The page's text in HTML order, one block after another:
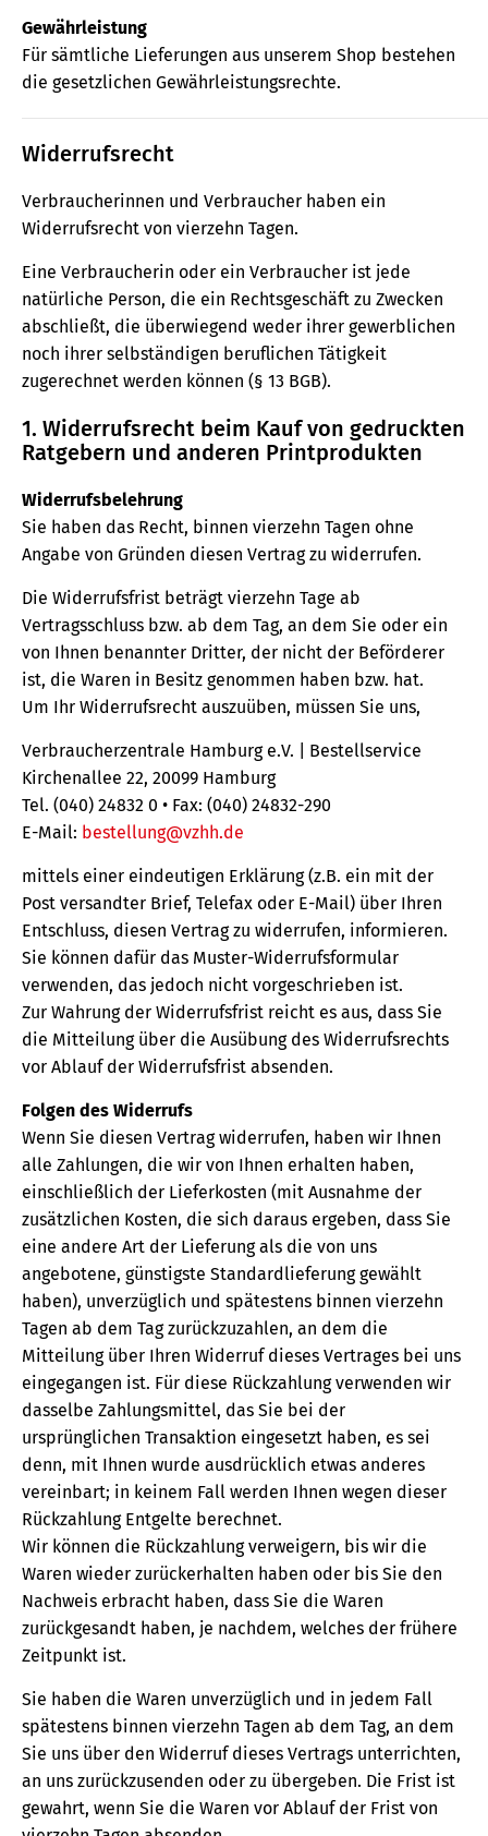
Gewährleistung
Für sämtliche Lieferungen aus unserem Shop bestehen
die gesetzlichen Gewährleistungsrechte.
Widerrufsrecht
Verbraucherinnen und Verbraucher haben ein
Widerrufsrecht von vierzehn Tagen.
Eine Verbraucherin oder ein Verbraucher ist jede
natürliche Person, die ein Rechtsgeschäft zu Zwecken
abschließt, die überwiegend weder ihrer gewerblichen
noch ihrer selbständigen beruflichen Tätigkeit
zugerechnet werden können (§ 13 BGB).
1. Widerrufsrecht beim Kauf von gedruckten
Ratgebern und anderen Printprodukten
Widerrufsbelehrung
Sie haben das Recht, binnen vierzehn Tagen ohne
Angabe von Gründen diesen Vertrag zu widerrufen.
Die Widerrufsfrist beträgt vierzehn Tage ab
Vertragsschluss bzw. ab dem Tag, an dem Sie oder ein
von Ihnen benannter Dritter, der nicht der Beförderer
ist, die Waren in Besitz genommen haben bzw. hat.
Um Ihr Widerrufsrecht auszuüben, müssen Sie uns,
Verbraucherzentrale Hamburg e.V. | Bestellservice
Kirchenallee 22, 20099 Hamburg
Tel. (040) 24832 0 • Fax: (040) 24832-290
E-Mail: bestellung@vzhh.de
mittels einer eindeutigen Erklärung (z.B. ein mit der
Post versandter Brief, Telefax oder E-Mail) über Ihren
Entschluss, diesen Vertrag zu widerrufen, informieren.
Sie können dafür das Muster-Widerrufsformular
verwenden, das jedoch nicht vorgeschrieben ist.
Zur Wahrung der Widerrufsfrist reicht es aus, dass Sie
die Mitteilung über die Ausübung des Widerrufsrechts
vor Ablauf der Widerrufsfrist absenden.
Folgen des Widerrufs
Wenn Sie diesen Vertrag widerrufen, haben wir Ihnen
alle Zahlungen, die wir von Ihnen erhalten haben,
einschließlich der Lieferkosten (mit Ausnahme der
zusätzlichen Kosten, die sich daraus ergeben, dass Sie
eine andere Art der Lieferung als die von uns
angebotene, günstigste Standardlieferung gewählt
haben), unverzüglich und spätestens binnen vierzehn
Tagen ab dem Tag zurückzuzahlen, an dem die
Mitteilung über Ihren Widerruf dieses Vertrages bei uns
eingegangen ist. Für diese Rückzahlung verwenden wir
dasselbe Zahlungsmittel, das Sie bei der
ursprünglichen Transaktion eingesetzt haben, es sei
denn, mit Ihnen wurde ausdrücklich etwas anderes
vereinbart; in keinem Fall werden Ihnen wegen dieser
Rückzahlung Entgelte berechnet.
Wir können die Rückzahlung verweigern, bis wir die
Waren wieder zurückerhalten haben oder bis Sie den
Nachweis erbracht haben, dass Sie die Waren
zurückgesandt haben, je nachdem, welches der frühere
Zeitpunkt ist.
Sie haben die Waren unverzüglich und in jedem Fall
spätestens binnen vierzehn Tagen ab dem Tag, an dem
Sie uns über den Widerruf dieses Vertrags unterrichten,
an uns zurückzusenden oder zu übergeben. Die Frist ist
gewahrt, wenn Sie die Waren vor Ablauf der Frist von